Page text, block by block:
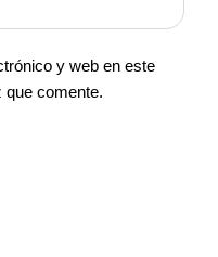
y web en este
que comente.